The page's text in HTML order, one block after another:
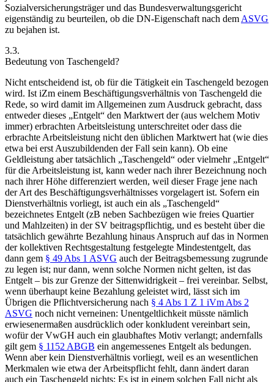
Sozialversicherungsträger und das Bundesverwaltungsgericht
eigenständig zu beurteilen, ob die DN-Eigenschaft nach dem ASVG
zu bejahen ist.
3.3.
Bedeutung von Taschengeld?
Nicht entscheidend ist, ob für die Tätigkeit ein Taschengeld bezogen
wird. Ist iZm einem Beschäftigungsverhältnis von Taschengeld die
Rede, so wird damit im Allgemeinen zum Ausdruck gebracht, dass
entweder dieses „Entgelt“ den Marktwert der (aus welchem Motiv
immer) erbrachten Arbeitsleistung unterschreitet oder dass die
erbrachte Arbeitsleistung nicht den üblichen Marktwert hat (wie dies
etwa bei erst Auszubildenden der Fall sein kann). Ob eine
Geldleistung aber tatsächlich „Taschengeld“ oder vielmehr „Entgelt“
für die Arbeitsleistung ist, kann weder nach ihrer Bezeichnung noch
nach ihrer Höhe differenziert werden, weil dieser Frage jene nach
der Art des Beschäftigungsverhältnisses vorgelagert ist. Sofern ein
Dienstverhältnis vorliegt, ist auch ein als „Taschengeld“
bezeichnetes Entgelt (zB neben Sachbezügen wie freies Quartier
und Mahlzeiten) in der SV beitragspflichtig, und es besteht über die
tatsächlich gewährte Bezahlung hinaus Anspruch auf das in Normen
der kollektiven Rechtsgestaltung festgelegte Mindestentgelt, das
dann gem § 49 Abs 1 ASVG auch der Beitragsbemessung zugrunde
zu legen ist; nur dann, wenn solche Normen nicht gelten, ist das
Entgelt – bis zur Grenze der Sittenwidrigkeit – frei vereinbar. Selbst,
wenn überhaupt keine Bezahlung geleistet wird, lässt sich im
Übrigen die Pflichtversicherung nach § 4 Abs 1 Z 1 iVm Abs 2
ASVG noch nicht verneinen: Unentgeltlichkeit müsste nämlich
erwiesenermaßen ausdrücklich oder konkludent vereinbart sein,
wofür der VwGH auch ein glaubhaftes Motiv verlangt; andernfalls
gilt gem § 1152 ABGB ein angemessenes Entgelt als bedungen.
Wenn aber kein Dienstverhältnis vorliegt, weil es an wesentlichen
Merkmalen wie etwa der Arbeitspflicht fehlt, dann ändert daran
auch ein Taschengeld nichts: Es ist in einem solchen Fall nicht als